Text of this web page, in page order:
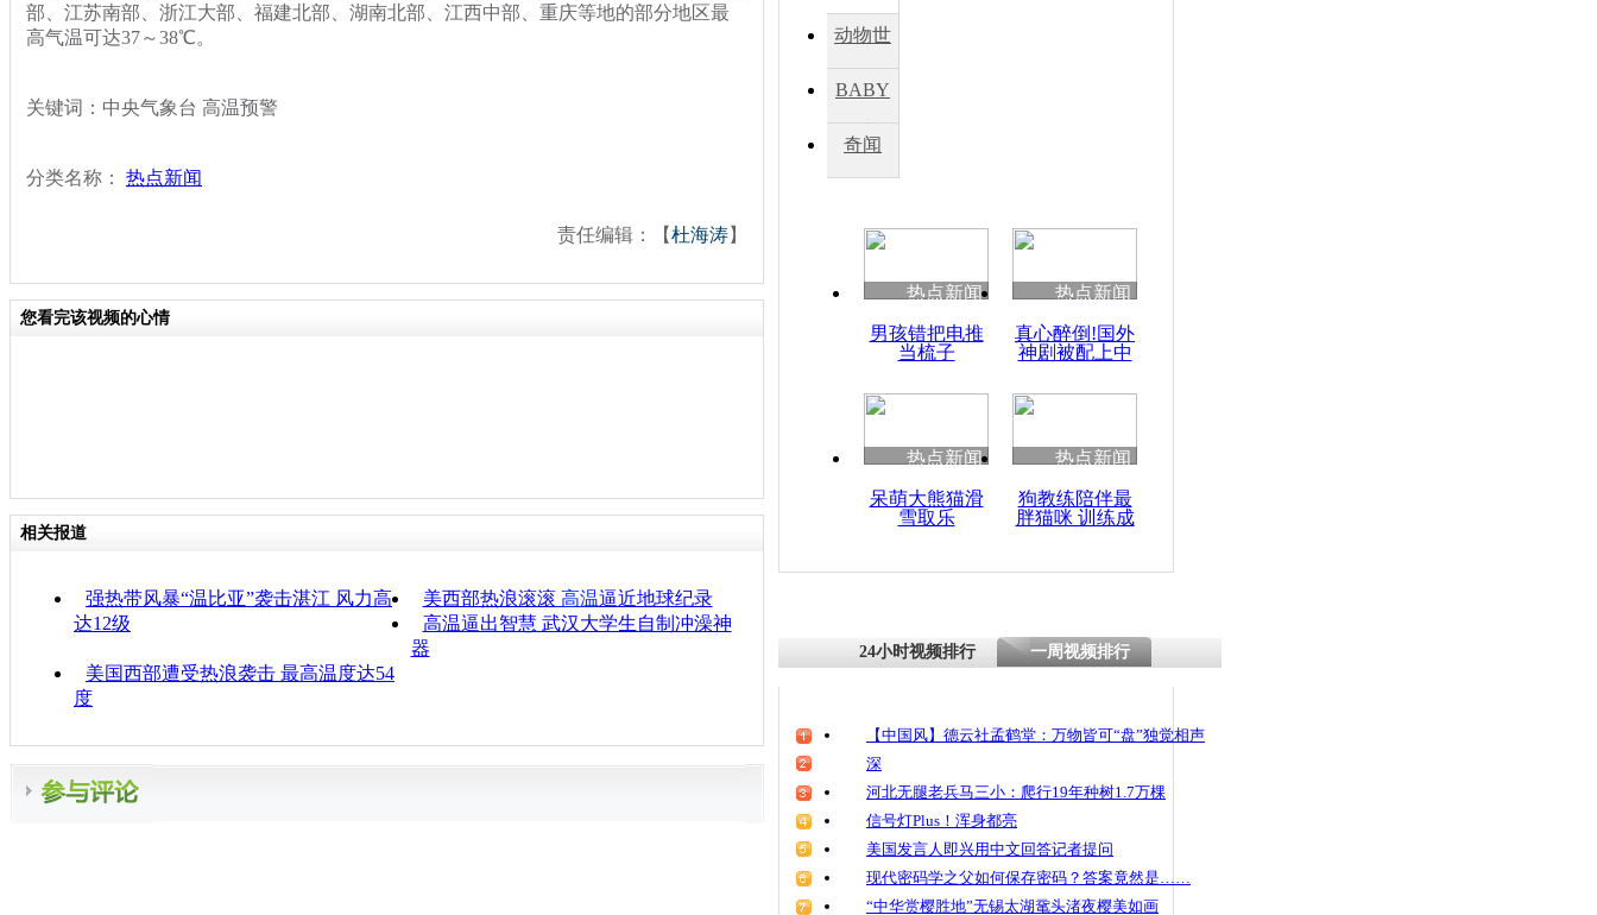
四川兴文苗乡上万人欢
度苗族花山节
清明祭英烈 哀思悼忠
中央气象台:中东部今
部、江苏南部、浙江大部、福建北部、湖南北部、江西中部、重庆等地的部分地区最
高气温可达37～38℃。
关键词：中央气象台 高温预警
分类名称： 热点新闻
责任编辑：【杜海涛】
您看完该视频的心情
相关报道
强热带风暴“温比亚”袭击湛江 风力高
达12级
美西部热浪滚滚高温逼近地球纪录
高温逼出智慧 武汉大学生自制冲澡神
器
美国西部遭受热浪袭击 最高温度达54
度
动物世
BABY
秀
奇闻
热点新闻
男孩错把电推
当梳子
热点新闻
真心醉倒!国外
神剧被配上中
热点新闻
呆萌大熊猫滑
雪取乐
热点新闻
狗教练陪伴最
胖猫咪 训练成
24小时视频排行 一周视频排行
【中国风】德云社孟鹤堂：万物皆可“盘”独觉相声
深
河北无腿老兵马三小：爬行19年种树1.7万棵
信号灯Plus！浑身都亮
美国发言人即兴用中文回答记者提问
现代密码学之父如何保存密码？答案竟然是……
“中华赏樱胜地”无锡太湖鼋头渚夜樱美如画